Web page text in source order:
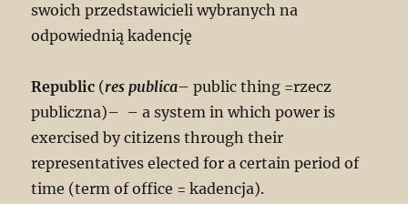
swoich przedstawicieli wybranych na
odpowiednią kadencję
Republic (res publica– public thing =rzecz
publiczna)– – a system in which power is
exercised by citizens through their
representatives elected for a certain period of
time (term of office = kadencja).